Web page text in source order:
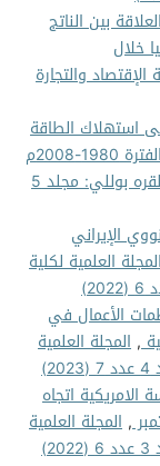
بين الناتج
خلال
الإقتصاد والتجارة
استهلاك الطاقة
2008م
المجلة العلمية لكلية الإقتصاد والتجارة القره بوللي: مجلد 5
الإيراني
العلمية لكلية
الأعمال في
, المجلة العلمية
الامريكية اتجاه
, المجلة العلمية